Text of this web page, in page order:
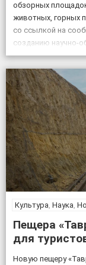
обзорных
животных, горных
со ссылкой на
созданию научно-
комплекса на базе
Крымского
протяжении […]
Культура, Наука,
Пещера
для
Новую пещеру